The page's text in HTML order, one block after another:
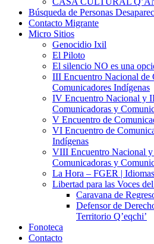
Búsqueda de Personas
Contacto Migrante
Micro Sitios
Genocidio Ixil
El Piloto
El silencio NO es una
III Encuentro Nacional de
Comunicadores Indígenas
IV Encuentro Nacional y
Comunicadoras y
V Encuentro de
VI Encuentro de
Indígenas
VIII Encuentro Nacional
Comunicadoras y
La Hora – FGER |
Libertad para las Voces
Caravana de
Defensor de
Territorio Q’eqchi’
Fonoteca
Contacto